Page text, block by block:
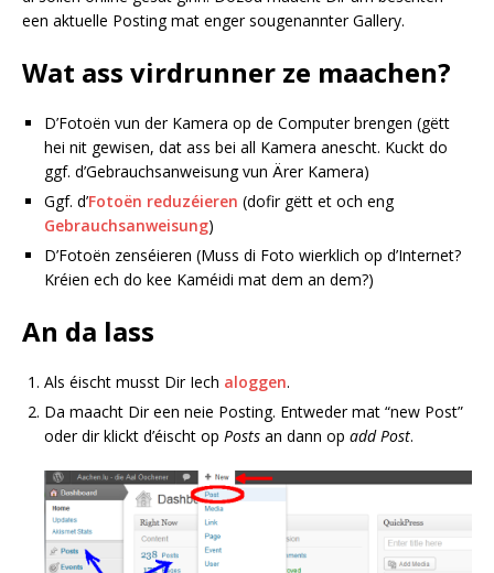
een aktuelle Posting mat enger sougenannter Gallery.
Wat ass virdrunner ze maachen?
D’Fotoën vun der Kamera op de Computer brengen (gëtt
hei nit gewisen, dat ass bei all Kamera anescht. Kuckt do
ggf. d’Gebrauchsanweisung vun Ärer Kamera)
Ggf. d’Fotoën reduzéieren (dofir gëtt et och eng
Gebrauchsanweisung)
D’Fotoën zenséieren (Muss di Foto wierklich op d’Internet?
Kréien ech do kee Kaméidi mat dem an dem?)
An da lass
Als éischt musst Dir Iech aloggen.
Da maacht Dir een neie Posting. Entweder mat “new Post”
oder dir klickt d’éischt op Posts an dann op add Post.